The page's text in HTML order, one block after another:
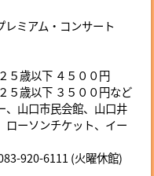
ミアム・コンサート
歳以下 ４５００円
以下 ３５００円など
、山口市民会館、山口井
ローソンチケット、イー
920-6111 (火曜休館)